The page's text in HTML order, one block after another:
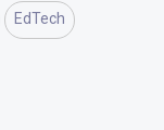
EdTech